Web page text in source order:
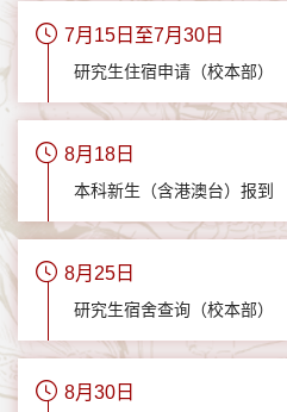
7月15日至7月30日
研究生住宿申请（校本部）
8月18日
本科新生（含港澳台）报到
8月25日
研究生宿舍查询（校本部）
8月30日